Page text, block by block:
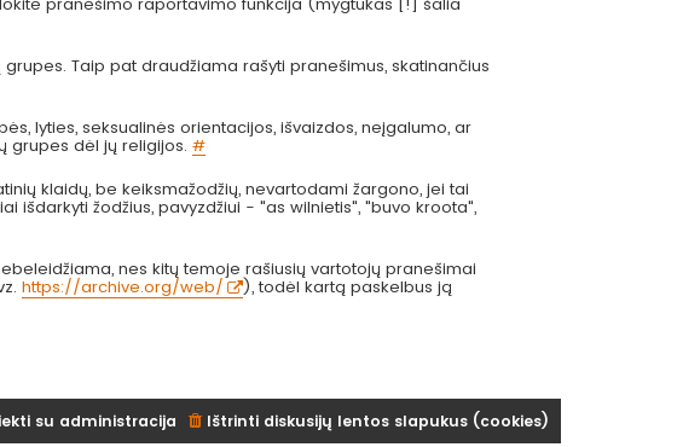
Taip pat draudžiama rašyti pranešimus, skatinančius
lyties, seksualinės orientacijos, išvaizdos, neįgalumo, ar
grupes dėl jų religijos.#
klaidų, be keiksmažodžių, nevartodami žargono, jei tai
išdarkyti žodžius, pavyzdžiui - "as wilnietis", "buvo kroota",
nes kitų temoje rašiusių vartotojų pranešimai
https://archive.org/web/
), todėl kartą paskelbus ją
Ištrinti diskusijų lentos slapukus (cookies)
su administracija